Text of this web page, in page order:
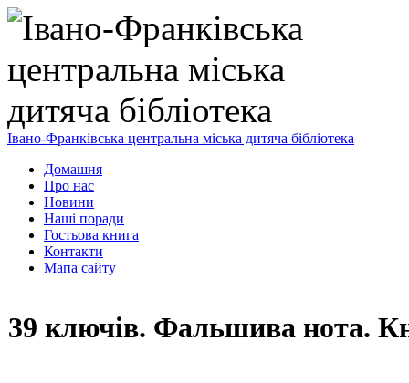
Івано-Франківська центральна міська дитяча бібліотека
Домашня
Про нас
Новини
Наші поради
Гостьова книга
Контакти
Мапа сайту
39 ключів. Фальшива нота.